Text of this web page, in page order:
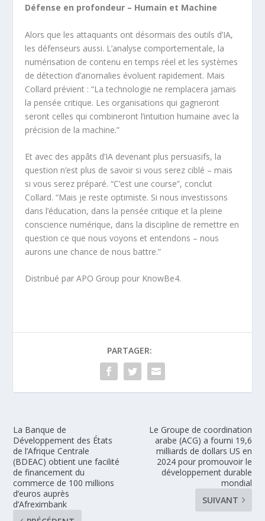
Défense en profondeur – Humain et Machine
Alors que les attaquants ont désormais des outils d’IA,
les défenseurs aussi. L’analyse comportementale, la
numérisation de contenu en temps réel et les systèmes
de détection d’anomalies évoluent rapidement. Mais
Collard prévient : “La technologie ne remplacera jamais
la pensée critique. Les organisations qui gagneront
seront celles qui combineront l’intuition humaine avec la
précision de la machine.”
Et avec des appâts d’IA devenant plus persuasifs, la
question n’est plus de savoir si vous serez ciblé – mais
si vous serez préparé. “C’est une course”, conclut
Collard. “Mais je reste optimiste. Si nous investissons
dans l’éducation, dans la pensée critique et la pleine
conscience numérique, dans la discipline de remettre en
question ce que nous voyons et entendons – nous
aurons une chance de nous battre.”
Distribué par APO Group pour KnowBe4.
PARTAGER:
La Banque de
Développement des États
de l’Afrique Centrale
(BDEAC) obtient une facilité
de financement du
commerce de 100 millions
d’euros auprès
d’Afreximbank
Le Groupe de coordination
arabe (ACG) a fourni 19,6
milliards de dollars US en
2024 pour promouvoir le
développement durable
mondial
SUIVANT